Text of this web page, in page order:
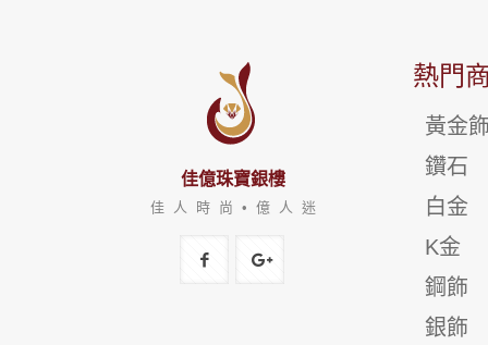
佳億珠寶銀樓
佳 人 時 尚 • 億 人 迷
熱門
黃金
鑽石
白金
K金
鋼飾
銀飾